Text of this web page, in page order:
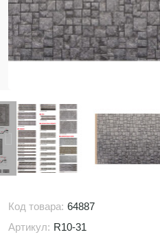
Код товара: 64887
Артикул: R10-31